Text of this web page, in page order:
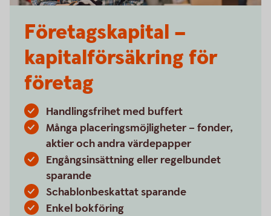
Företagskapital –
kapitalförsäkring för
företag
Handlingsfrihet med buffert
Många placeringsmöjligheter – fonder,
aktier och andra värdepapper
Engångsinsättning eller regelbundet
sparande
Schablonbeskattat sparande
Enkel bokföring